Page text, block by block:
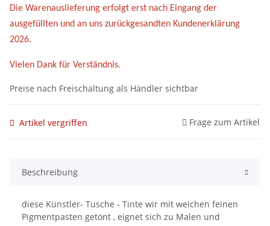
Die Warenauslieferung erfolgt erst nach Eingang der
ausgefüllten und an uns zurückgesandten Kundenerklärung
2026.
Vielen Dank für Verständnis.
Preise nach Freischaltung als Händler sichtbar
Artikel vergriffen Frage zum Artikel
Beschreibung
diese Künstler- Tusche - Tinte wir mit weichen feinen
Pigmentpasten getönt , eignet sich zu Malen und